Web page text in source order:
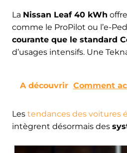
La Nissan Leaf 40 kWh
comme le ProPilot ou l’e-
courante que le standard
d’usages intensifs. Une
A découvrir Comment
Les tendances des voitures
intègrent désormais des